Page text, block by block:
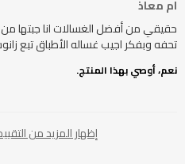
ام معاذ
تحفه وبفكر اجيب غساله الأطباق تبع
نعم، أوصي بهذا المنتج.
إظهار المزيد من